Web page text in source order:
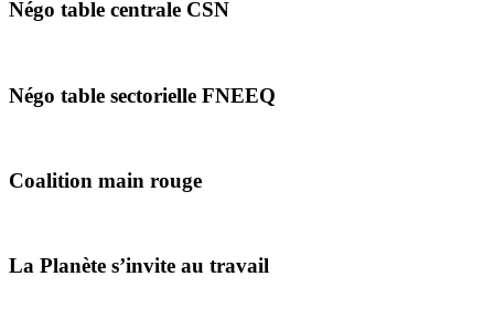
Négo table centrale CSN
Négo table sectorielle FNEEQ
Coalition main rouge
La Planète s’invite au travail